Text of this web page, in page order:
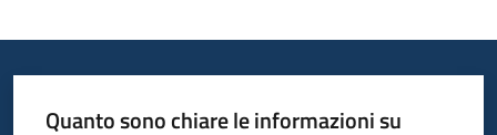
Quanto sono chiare le informazioni su